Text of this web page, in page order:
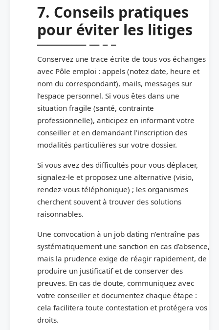
7. Conseils pratiques
pour éviter les litiges
Conservez une trace écrite de tous vos échanges
avec Pôle emploi : appels (notez date, heure et
nom du correspondant), mails, messages sur
l’espace personnel. Si vous êtes dans une
situation fragile (santé, contrainte
professionnelle), anticipez en informant votre
conseiller et en demandant l’inscription des
modalités particulières sur votre dossier.
Si vous avez des difficultés pour vous déplacer,
signalez-le et proposez une alternative (visio,
rendez-vous téléphonique) ; les organismes
cherchent souvent à trouver des solutions
raisonnables.
Une convocation à un job dating n’entraîne pas
systématiquement une sanction en cas d’absence,
mais la prudence exige de réagir rapidement, de
produire un justificatif et de conserver des
preuves. En cas de doute, communiquez avec
votre conseiller et documentez chaque étape :
cela facilitera toute contestation et protégera vos
droits.